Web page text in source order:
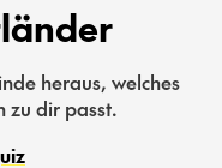
heraus, welches
zu dir passt.